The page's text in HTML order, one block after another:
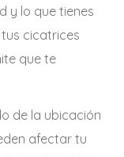
y lo que tienes
cicatrices
que te
de la ubicación
afectar tu